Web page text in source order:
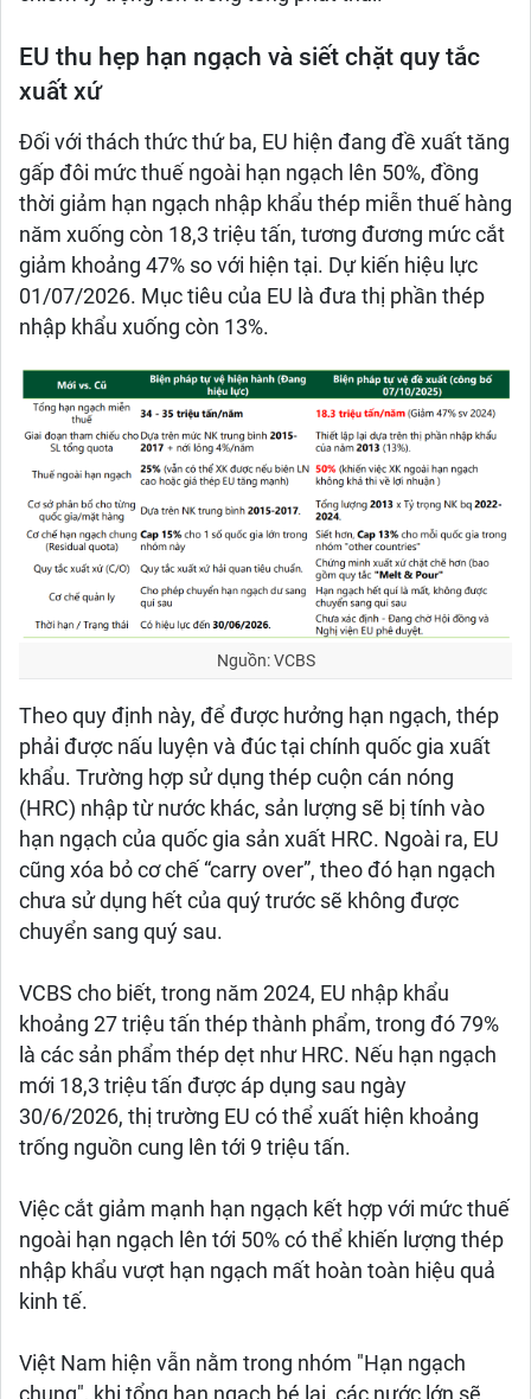
EU thu hẹp hạn ngạch và siết chặt quy tắc
xuất xứ
Đối với thách thức thứ ba, EU hiện đang đề xuất tăng
gấp đôi mức thuế ngoài hạn ngạch lên 50%, đồng
thời giảm hạn ngạch nhập khẩu thép miễn thuế hàng
năm xuống còn 18,3 triệu tấn, tương đương mức cắt
giảm khoảng 47% so với hiện tại. Dự kiến hiệu lực
01/07/2026. Mục tiêu của EU là đưa thị phần thép
nhập khẩu xuống còn 13%.
Nguồn: VCBS
Theo quy định này, để được hưởng hạn ngạch, thép
phải được nấu luyện và đúc tại chính quốc gia xuất
khẩu. Trường hợp sử dụng thép cuộn cán nóng
(HRC) nhập từ nước khác, sản lượng sẽ bị tính vào
hạn ngạch của quốc gia sản xuất HRC. Ngoài ra, EU
cũng xóa bỏ cơ chế “carry over”, theo đó hạn ngạch
chưa sử dụng hết của quý trước sẽ không được
chuyển sang quý sau.
VCBS cho biết, trong năm 2024, EU nhập khẩu
khoảng 27 triệu tấn thép thành phẩm, trong đó 79%
là các sản phẩm thép dẹt như HRC. Nếu hạn ngạch
mới 18,3 triệu tấn được áp dụng sau ngày
30/6/2026, thị trường EU có thể xuất hiện khoảng
trống nguồn cung lên tới 9 triệu tấn.
Việc cắt giảm mạnh hạn ngạch kết hợp với mức thuế
ngoài hạn ngạch lên tới 50% có thể khiến lượng thép
nhập khẩu vượt hạn ngạch mất hoàn toàn hiệu quả
kinh tế.
Việt Nam hiện vẫn nằm trong nhóm "Hạn ngạch
chung", khi tổng hạn ngạch bé lại, các nước lớn sẽ